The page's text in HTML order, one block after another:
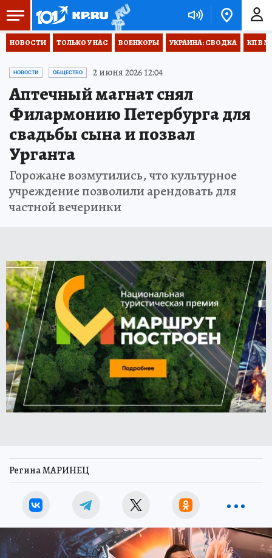
НОВОСТИ ТОЛЬКО У НАС ВОЕНКОРЫ УКРАИНА: СВОДКА КП В
НОВОСТИ ОБЩЕСТВО 2 июня 2026 12:04
Аптечный магнат снял
Филармонию Петербурга для
свадьбы сына и позвал
Урганта
Горожане возмутились, что культурное
учреждение позволили арендовать для
частной вечеринки
Регина МАРИНЕЦ